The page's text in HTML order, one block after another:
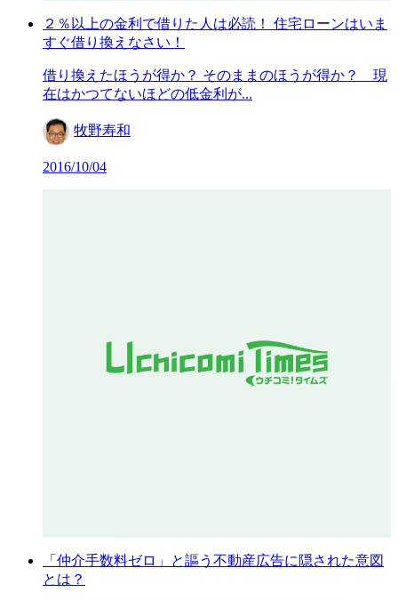
２％以上の金利で借りた人は必読！ 住宅ローンはいま
すぐ借り換えなさい！
借り換えたほうが得か？ そのままのほうが得か？ 現
在はかつてないほどの低金利が...
牧野寿和
2016/10/04
「仲介手数料ゼロ」と謳う不動産広告に隠された意図
とは？